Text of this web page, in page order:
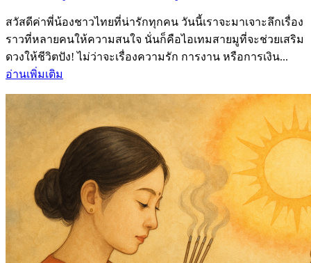
สวัสดีค่าพี่น้องชาวไทยที่น่ารักทุกคน วันนี้เราจะมาเจาะลึกเรื่อง
ราวที่หลายคนให้ความสนใจ นั่นก็คือไอเทมสายมูที่จะช่วยเสริม
ดวงให้ชีวิตปัง! ไม่ว่าจะเรื่องความรัก การงาน หรือการเงิน...
อ่านเพิ่มเติม